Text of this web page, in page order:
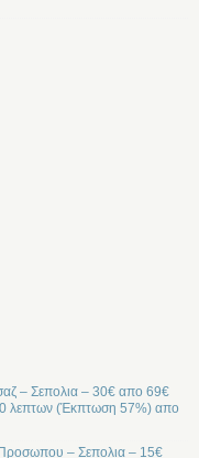
– Σεπολια – 30€ απο 69€
λεπτων (Έκπτωση 57%) απο
– Σεπολια – 15€